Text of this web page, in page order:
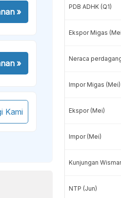
»
»
Kami
PDB ADHK (Q1)
Ekspor Migas
Neraca
Impor Migas (Mei)
Ekspor (Mei)
Impor (Mei)
Kunjungan
NTP (Jun)